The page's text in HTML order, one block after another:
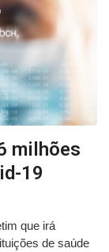
milhões
19
que irá
de saúde